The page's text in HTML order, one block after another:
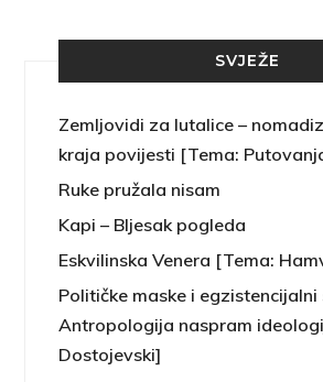
SVJEŽE
Zemljovidi za lutalice –
kraja povijesti [Tema:
Ruke pružala nisam
Kapi – Bljesak pogleda
Eskvilinska Venera [Tema:
Političke maske i egzistencijalni
Antropologija naspram
Dostojevski]